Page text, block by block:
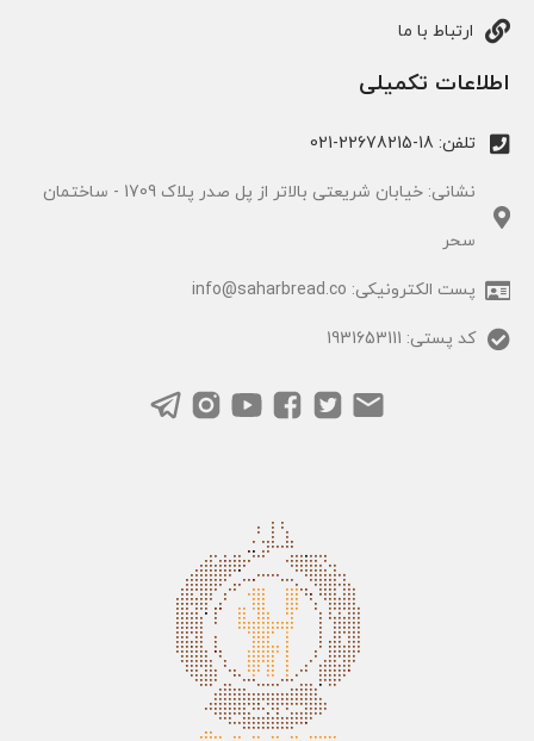
ارتباط با ما
اطلاعات تکمیلی
تلفن: 18-22678215-021
نشانی: خیابان شریعتی بالاتر از پل صدر پلاک 1709 - ساختمان
سحر
پست الکترونیکی: info@saharbread.co
کد پستی: 1931653111